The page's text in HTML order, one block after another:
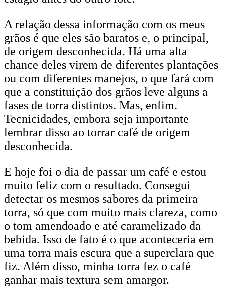
A relação dessa informação com os meus
grãos é que eles são baratos e, o principal,
de origem desconhecida. Há uma alta
chance deles virem de diferentes plantações
ou com diferentes manejos, o que fará com
que a constituição dos grãos leve alguns a
fases de torra distintos. Mas, enfim.
Tecnicidades, embora seja importante
lembrar disso ao torrar café de origem
desconhecida.
E hoje foi o dia de passar um café e estou
muito feliz com o resultado. Consegui
detectar os mesmos sabores da primeira
torra, só que com muito mais clareza, como
o tom amendoado e até caramelizado da
bebida. Isso de fato é o que aconteceria em
uma torra mais escura que a superclara que
fiz. Além disso, minha torra fez o café
ganhar mais textura sem amargor.